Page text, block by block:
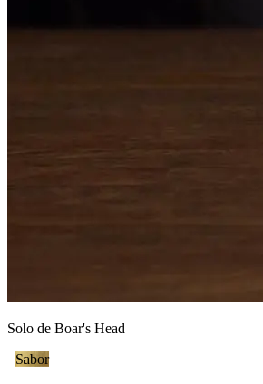
Solo de Boar's Head
Sabor